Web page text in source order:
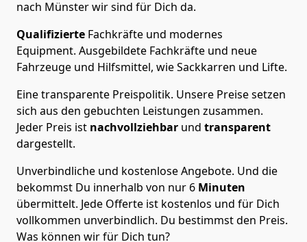
nach Münster wir sind für Dich da.
Qualifizierte Fachkräfte und modernes
Equipment. Ausgebildete Fachkräfte und neue
Fahrzeuge und Hilfsmittel, wie Sackkarren und Lifte.
Eine transparente Preispolitik. Unsere Preise setzen
sich aus den gebuchten Leistungen zusammen.
Jeder Preis ist nachvollziehbar und transparent
dargestellt.
Unverbindliche und kostenlose Angebote. Und die
bekommst Du innerhalb von nur 6 Minuten
übermittelt. Jede Offerte ist kostenlos und für Dich
vollkommen unverbindlich. Du bestimmst den Preis.
Was können wir für Dich tun?